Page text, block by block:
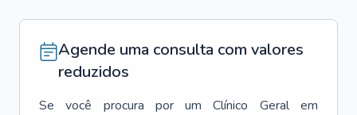
Agende uma consulta com valores
reduzidos
Se você procura por um Clínico Geral
em